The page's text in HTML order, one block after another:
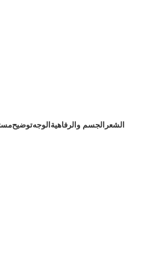
الشعر الجسم والرفاهية الوجهتوضيح